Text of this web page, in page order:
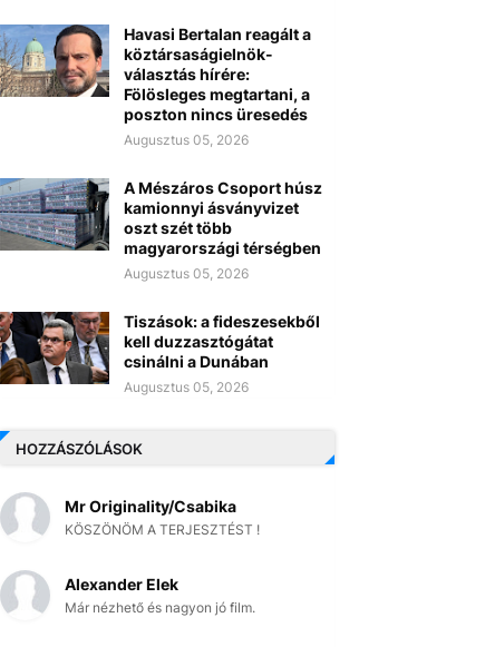
Havasi Bertalan reagált a
köztársaságielnök-
választás hírére:
Fölösleges megtartani, a
poszton nincs üresedés
Augusztus 05, 2026
A Mészáros Csoport húsz
kamionnyi ásványvizet
oszt szét több
magyarországi térségben
Augusztus 05, 2026
Tiszások: a fideszesekből
kell duzzasztógátat
csinálni a Dunában
Augusztus 05, 2026
HOZZÁSZÓLÁSOK
Mr Originality/Csabika
KÖSZÖNÖM A TERJESZTÉST !
Alexander Elek
Már nézhető és nagyon jó film.